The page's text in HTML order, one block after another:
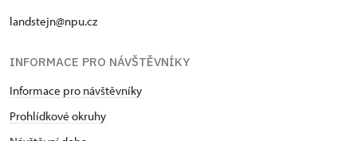
landstejn@npu.cz
INFORMACE PRO NÁVŠTĚVNÍKY
Informace pro návštěvníky
Prohlídkové okruhy